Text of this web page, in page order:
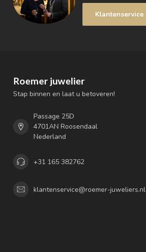
Klantenservice
Roemer juwelier
Stap binnen en laat u betoveren!
Passage 25D
4701AN Roosendaal
Nederland
+31 165 382762
klantenservice@roemer-juweliers.nl